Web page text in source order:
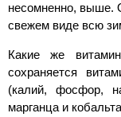
несомненно, выше.
свежем виде всю
Какие же
сохраняется
(калий, фосфор,
марганца и